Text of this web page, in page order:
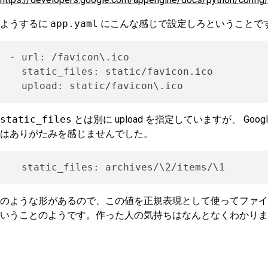
ようするに app.yaml にこんな感じで設定しろということで
- url: /favicon\.ico
  static_files: static/favicon.ico
static_files とは別に upload を指定していますが、
はありがたみを感じませんでした。
のような形があるので、この値を正規表現として使ってファ
いうことのようです。作った人の気持ちはなんとなくわかり